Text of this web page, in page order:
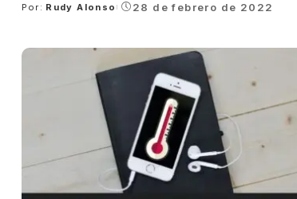
Posted
Por: Rudy Alonso 28 de febrero de 2022